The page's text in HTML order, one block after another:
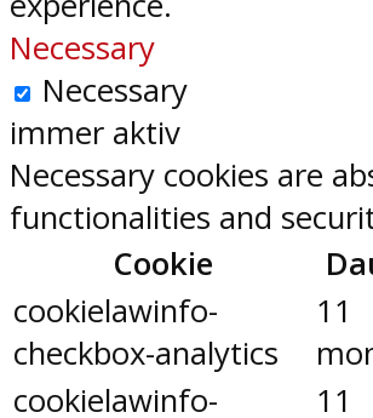
Necessary
Necessary
immer aktiv
Necessary cookies are
functionalities and
Cookie
cookielawinfo-
checkbox-analytics
11
cookielawinfo-
11